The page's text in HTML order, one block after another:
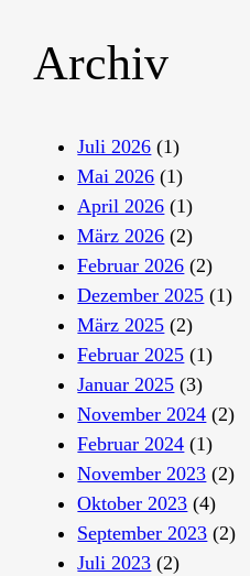
Archiv
Juli 2026 (1)
Mai 2026 (1)
April 2026 (1)
März 2026 (2)
Februar 2026 (2)
Dezember 2025 (1)
März 2025 (2)
Februar 2025 (1)
Januar 2025 (3)
November 2024 (2)
Februar 2024 (1)
November 2023 (2)
Oktober 2023 (4)
September 2023 (2)
Juli 2023 (2)